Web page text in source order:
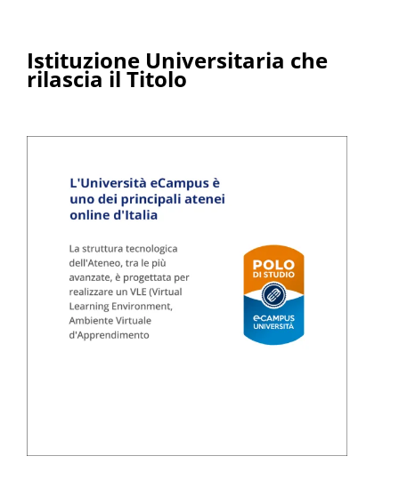
Istituzione Universitaria che
rilascia il Titolo